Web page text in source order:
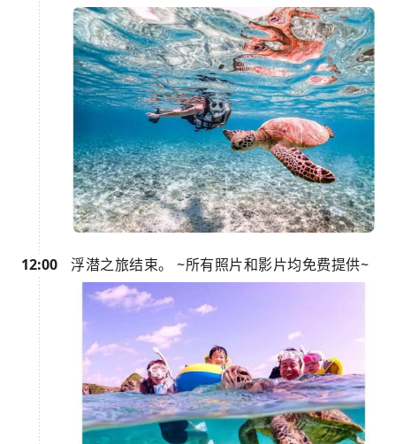
12:00 浮潜之旅结束。 ~所有照片和影片均免费提供~